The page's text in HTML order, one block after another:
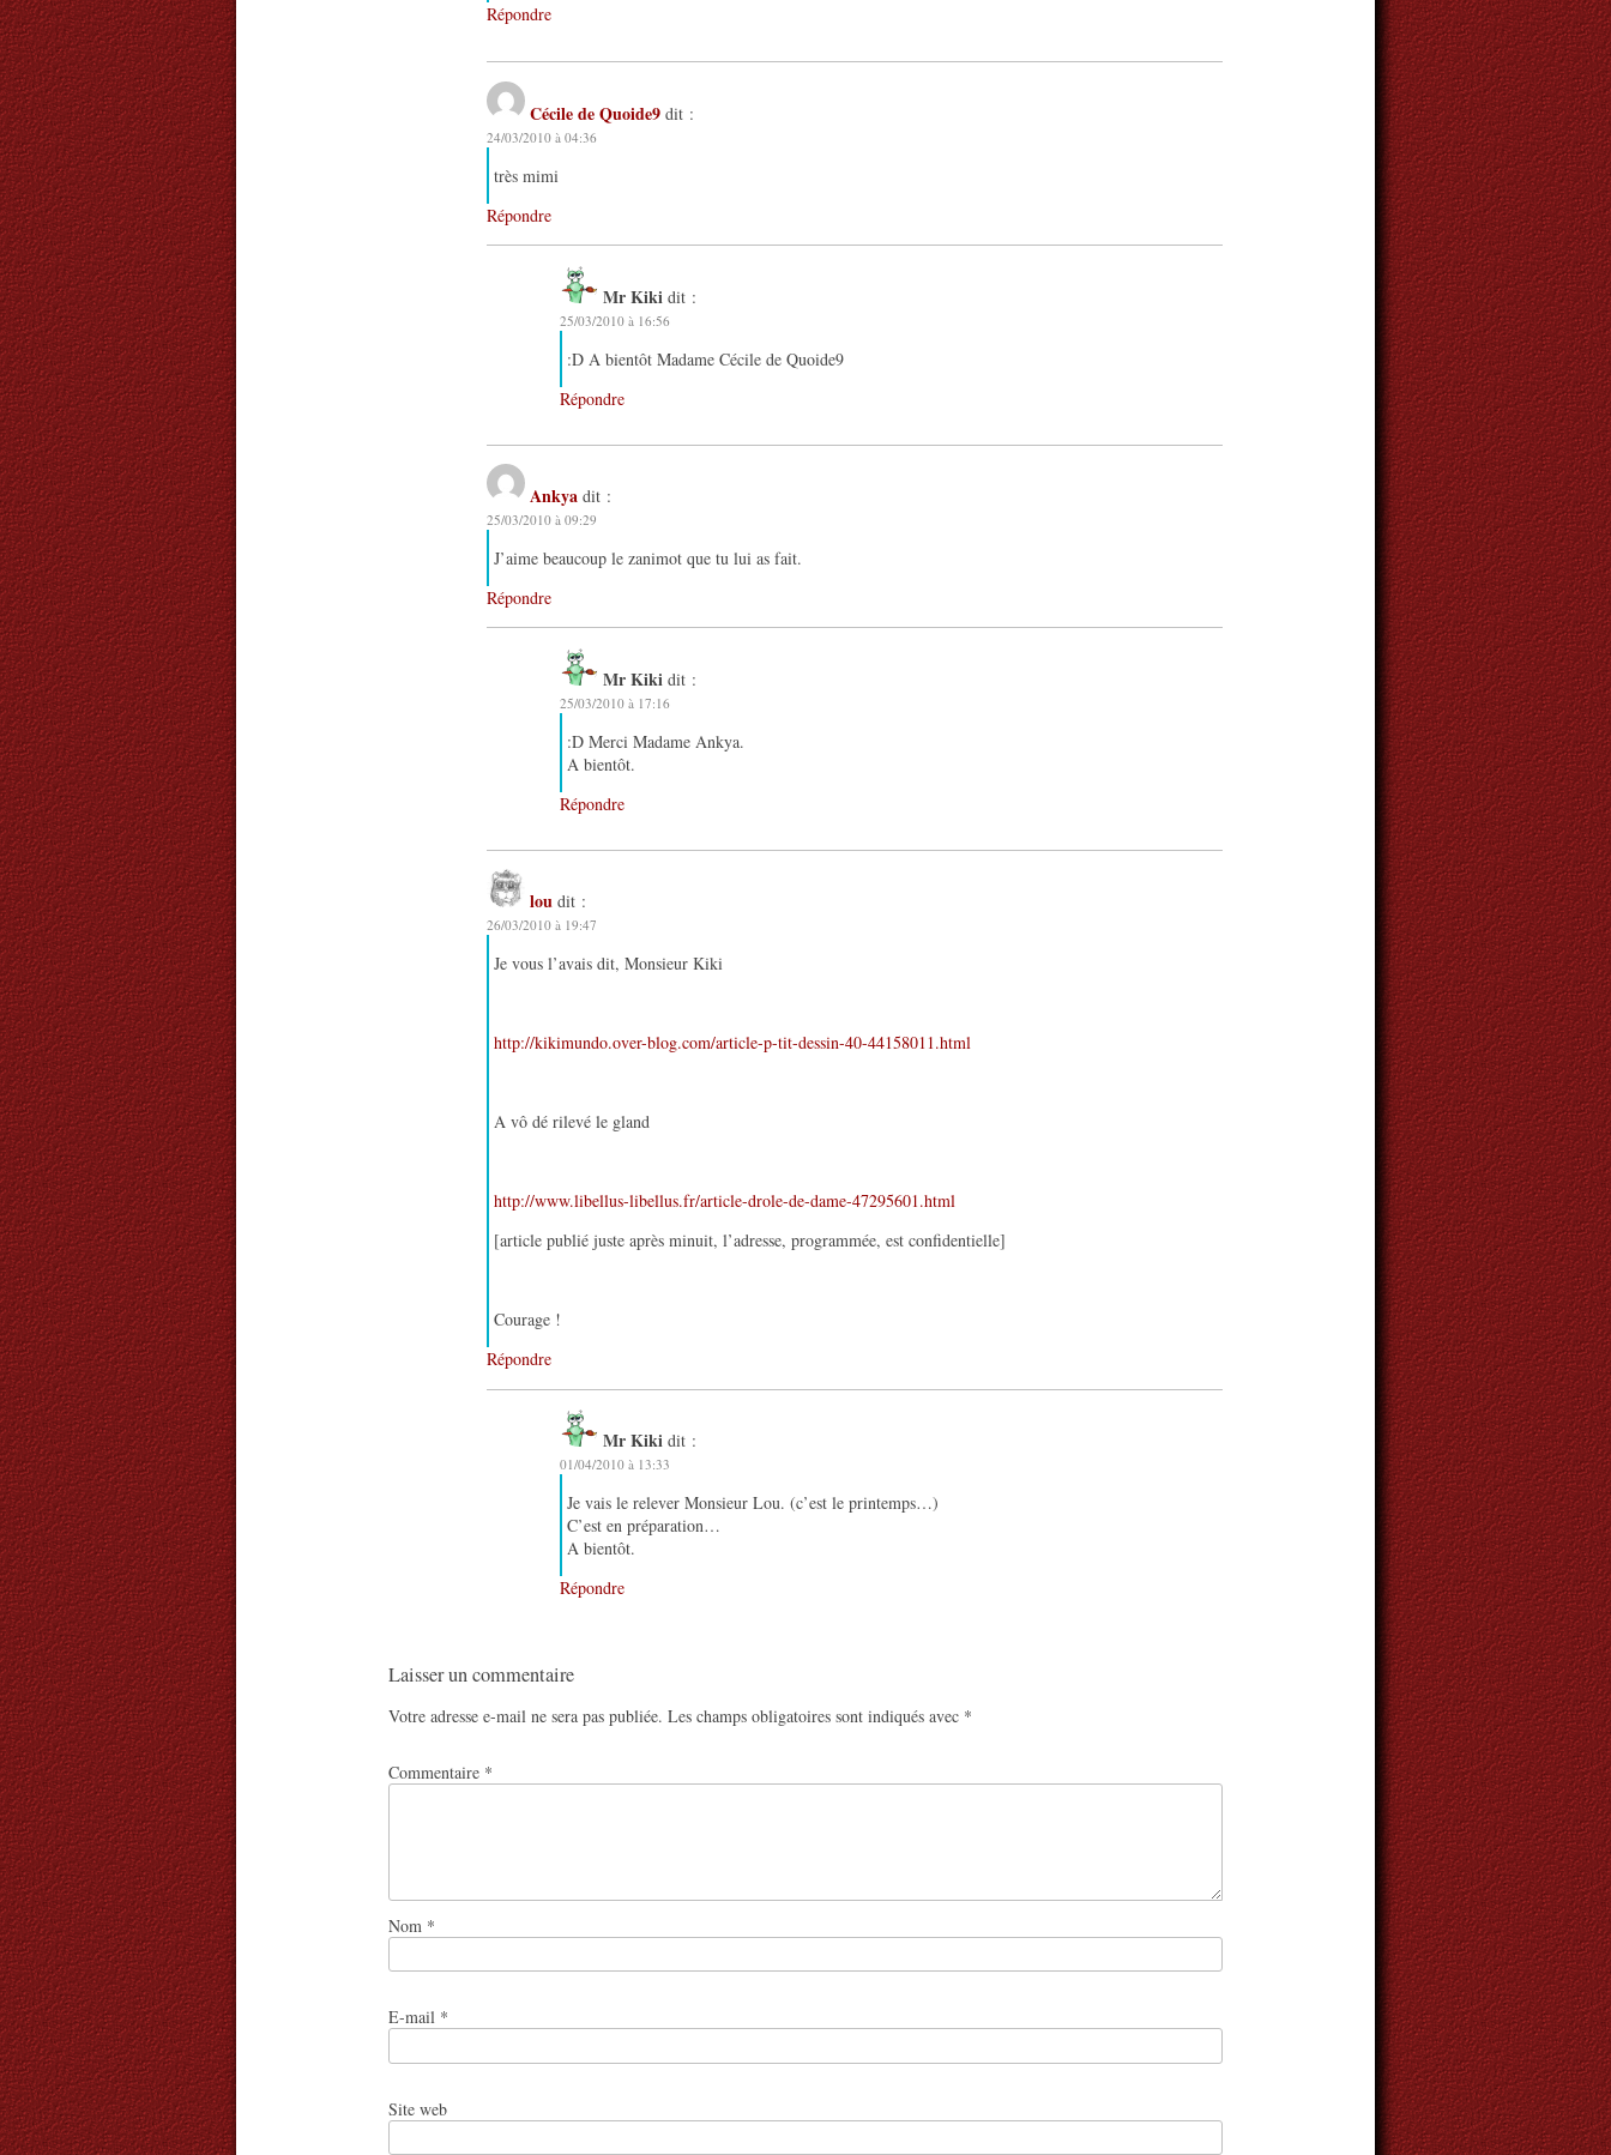
Répondre
Cécile de Quoide9 dit :
24/03/2010 à 04:36
très mimi
Répondre
Mr Kiki dit :
25/03/2010 à 16:56
:D A bientôt Madame Cécile de Quoide9
Répondre
Ankya dit :
25/03/2010 à 09:29
J’aime beaucoup le zanimot que tu lui as fait.
Répondre
Mr Kiki dit :
25/03/2010 à 17:16
:D Merci Madame Ankya.
A bientôt.
Répondre
lou dit :
26/03/2010 à 19:47
Je vous l’avais dit, Monsieur Kiki
http://kikimundo.over-blog.com/article-p-tit-dessin-40-44158011.html
A vô dé rilevé le gland
http://www.libellus-libellus.fr/article-drole-de-dame-47295601.html
[article publié juste après minuit, l’adresse, programmée, est confidentielle]
Courage !
Répondre
Mr Kiki dit :
01/04/2010 à 13:33
Je vais le relever Monsieur Lou. (c’est le printemps…)
C’est en préparation…
A bientôt.
Répondre
Laisser un commentaire
Votre adresse e-mail ne sera pas publiée. Les champs obligatoires sont indiqués avec *
Commentaire *
Nom *
E-mail *
Site web